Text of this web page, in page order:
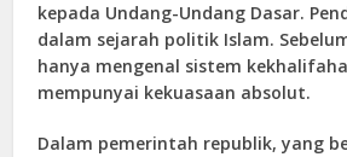
kepada Undang-Undang Dasar.
dalam sejarah politik Islam.
hanya mengenal sistem
mempunyai kekuasaan absolut.
Dalam pemerintah republik, yang